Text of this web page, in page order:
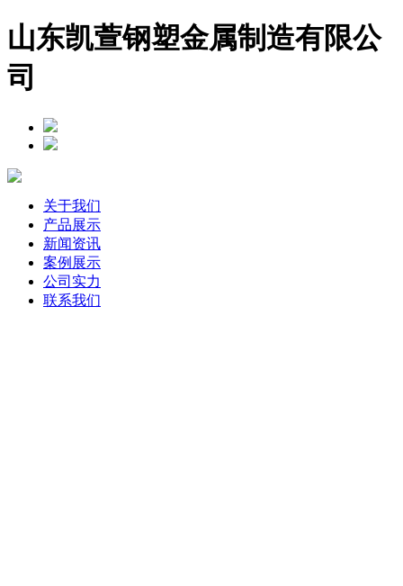
山东凯萱钢塑金属制造有限公
司
关于我们
产品展示
新闻资讯
案例展示
公司实力
联系我们